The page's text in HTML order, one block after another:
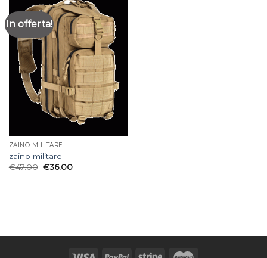
In offerta!
ZAINO MILITARE
zaino militare
€47.00 €36.00